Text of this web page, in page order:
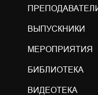
МЕРОПРИЯТИЯ
ВИДЕОТЕКА
БИБЛИОТЕКА
ВЫПУСКНИКИ